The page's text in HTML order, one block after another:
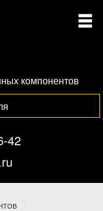
компонентов
42